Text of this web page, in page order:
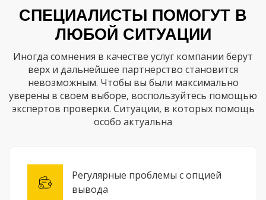
СПЕЦИАЛИСТЫ ПОМОГУТ В
ЛЮБОЙ СИТУАЦИИ
Иногда сомнения в качестве услуг компании берут
верх и дальнейшее партнерство становится
невозможным. Чтобы вы были максимально
уверены в своем выборе, воспользуйтесь помощью
экспертов проверки. Ситуации, в которых помощь
особо актуальна
Регулярные проблемы с опцией
вывода